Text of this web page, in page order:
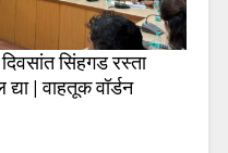
सिंहगड रस्ता
| वाहतूक वॉर्डन